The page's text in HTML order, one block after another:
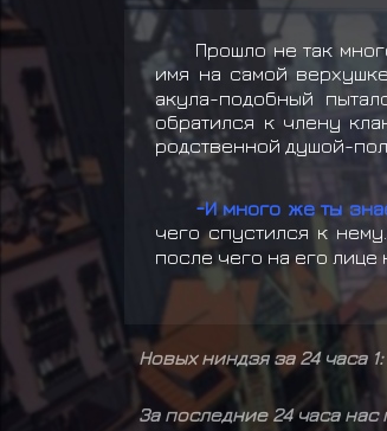
Прошло не так
имя на самой
акула-подобный
обратился к члену
родственной душой-
-И много же ты
чего спустился к нему.
после чего на его лице
Новых ниндзя за 24 часа 1:
За последние 24 часа